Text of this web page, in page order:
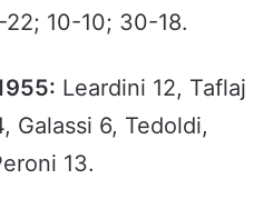
22; 10-10; 30-18.
Leardini 12, Taflaj
Galassi 6, Tedoldi,
13.